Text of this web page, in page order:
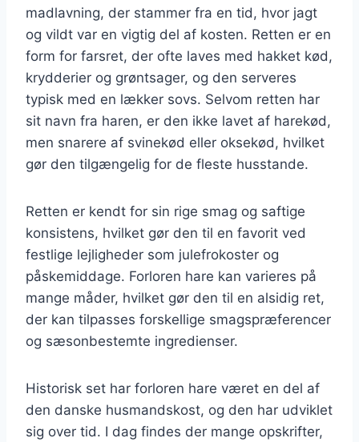
madlavning, der stammer fra en tid, hvor jagt
og vildt var en vigtig del af kosten. Retten er en
form for farsret, der ofte laves med hakket kød,
krydderier og grøntsager, og den serveres
typisk med en lækker sovs. Selvom retten har
sit navn fra haren, er den ikke lavet af harekød,
men snarere af svinekød eller oksekød, hvilket
gør den tilgængelig for de fleste husstande.
Retten er kendt for sin rige smag og saftige
konsistens, hvilket gør den til en favorit ved
festlige lejligheder som julefrokoster og
påskemiddage. Forloren hare kan varieres på
mange måder, hvilket gør den til en alsidig ret,
der kan tilpasses forskellige smagspræferencer
og sæsonbestemte ingredienser.
Historisk set har forloren hare været en del af
den danske husmandskost, og den har udviklet
sig over tid. I dag findes der mange opskrifter,